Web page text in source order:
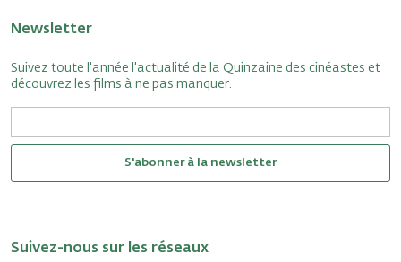
Newsletter
Suivez toute l'année l'actualité de la Quinzaine des cinéastes et
découvrez les films à ne pas manquer.
S'abonner à la newsletter
Suivez-nous sur les réseaux